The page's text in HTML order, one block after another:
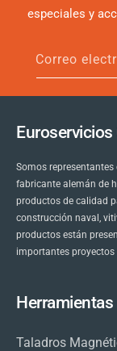
especiales y
Correo
Euroservicios
Somos representantes
fabricante alemán de
productos de calidad
construcción naval,
productos están
importantes
Herramientas
Taladros